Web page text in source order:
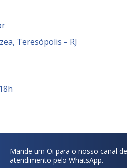
Teresópolis – RJ
Mande um Oi para o nosso canal de
atendimento pelo WhatsApp.